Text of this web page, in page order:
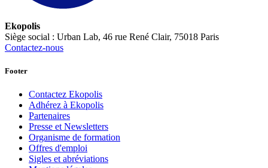
Ekopolis
Siège social : Urban Lab, 46 rue René Clair, 75018 Paris
Contactez-nous
Footer
Contactez Ekopolis
Adhérez à Ekopolis
Partenaires
Presse et Newsletters
Organisme de formation
Offres d'emploi
Sigles et abréviations